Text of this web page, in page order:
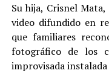
Su hija, Crisnel
video difundido en
que familiares
fotográfico de los
improvisada instalada